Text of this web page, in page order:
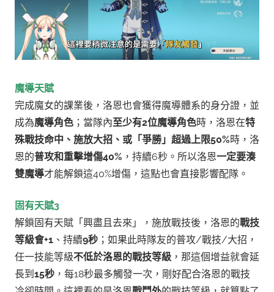
魔導天賦
完成魔女的課業後，洛恩也會獲得魔導體系的身分證，並
成為魔導角色 ；當隊內至少有2位魔導角色時，洛恩在特
殊戰技命中、施放大招、或「爭勝」超過上限50%時，洛
恩的普攻和重擊增傷40% ，持續6秒。 所以洛恩一定要湊
雙魔導才能解鎖這40%增傷，這點也會直接影響配隊。
固有天賦3
解鎖固有天賦「興盡且去來」，施放戰技後，洛恩的戰技
等級會+1 、持續9秒 ；如果此時隊友的普攻/戰技/大招，
任一技能等級不低於洛恩的戰技等級 ，那這個增益就會延
長到 15秒 ，每18秒最多觸發一次，剛好配合洛恩的戰技